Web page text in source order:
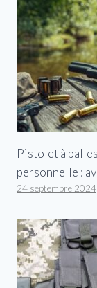
Pistolet à
personnelle :
24 septembre 2024